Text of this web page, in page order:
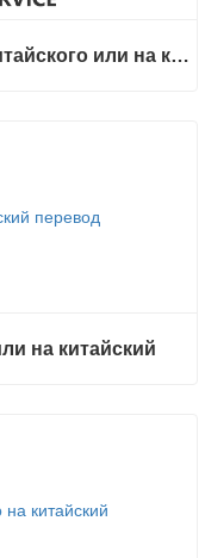
Услуги перевода| Японский с китайского или на китайский
на китайский